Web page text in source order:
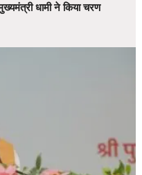
मुख्यमंत्री धामी ने किया चरण